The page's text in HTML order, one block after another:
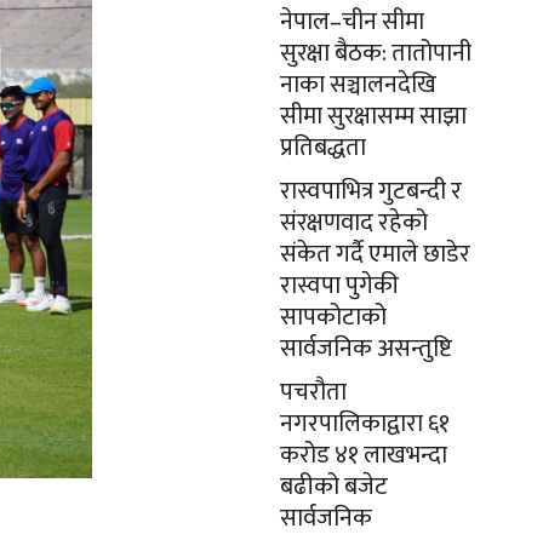
नेपाल–चीन सीमा
सुरक्षा बैठक: तातोपानी
नाका सञ्चालनदेखि
सीमा सुरक्षासम्म साझा
प्रतिबद्धता
रास्वपाभित्र गुटबन्दी र
संरक्षणवाद रहेको
संकेत गर्दै एमाले छाडेर
रास्वपा पुगेकी
सापकोटाको
सार्वजनिक असन्तुष्टि
पचरौता
नगरपालिकाद्वारा ६१
करोड ४१ लाखभन्दा
बढीको बजेट
सार्वजनिक